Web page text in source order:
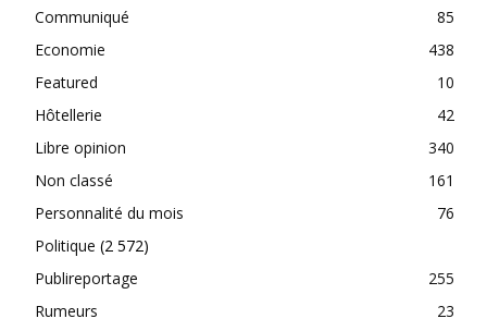
Communiqué
85
Economie
438
Featured
10
Hôtellerie
42
Libre opinion
340
Non classé
161
Personnalité du mois
76
Politique (2 572)
Publireportage
255
Rumeurs
23